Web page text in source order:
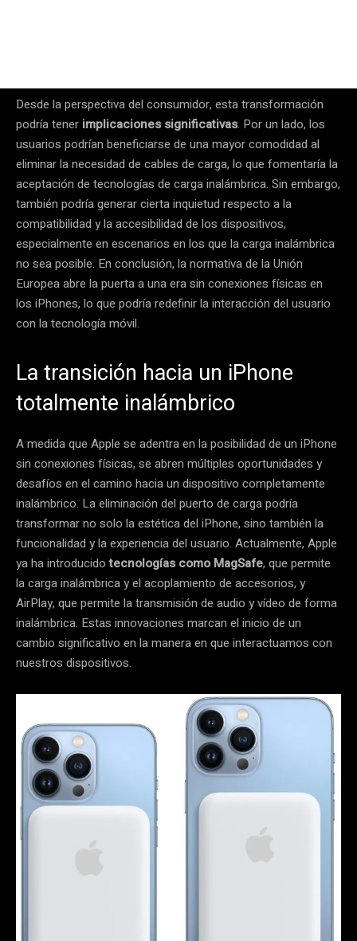
Desde la perspectiva del consumidor, esta transformación
podría tener implicaciones significativas. Por un lado, los
usuarios podrían beneficiarse de una mayor comodidad al
eliminar la necesidad de cables de carga, lo que fomentaría la
aceptación de tecnologías de carga inalámbrica. Sin embargo,
también podría generar cierta inquietud respecto a la
compatibilidad y la accesibilidad de los dispositivos,
especialmente en escenarios en los que la carga inalámbrica
no sea posible. En conclusión, la normativa de la Unión
Europea abre la puerta a una era sin conexiones físicas en
los iPhones, lo que podría redefinir la interacción del usuario
con la tecnología móvil.
La transición hacia un iPhone
totalmente inalámbrico
A medida que Apple se adentra en la posibilidad de un iPhone
sin conexiones físicas, se abren múltiples oportunidades y
desafíos en el camino hacia un dispositivo completamente
inalámbrico. La eliminación del puerto de carga podría
transformar no solo la estética del iPhone, sino también la
funcionalidad y la experiencia del usuario. Actualmente, Apple
ya ha introducidotecnologías como MagSafe, que permite
la carga inalámbrica y el acoplamiento de accesorios, y
AirPlay, que permite la transmisión de audio y vídeo de forma
inalámbrica. Estas innovaciones marcan el inicio de un
cambio significativo en la manera en que interactuamos con
nuestros dispositivos.